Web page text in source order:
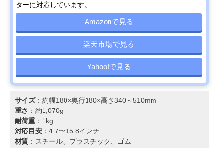
ターに対応しています。
Amazonで見る
楽天市場で見る
Yahoo!で見る
サイズ：約幅180×奥行180×高さ340～510mm
重さ ：約1,070g
耐荷重 ：1kg
対応目安 ：4.7〜15.8インチ
材質 ：スチール、プラスチック、ゴム